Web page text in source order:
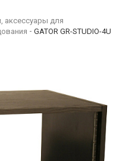
аксессуары для
GATOR GR-STUDIO-4U